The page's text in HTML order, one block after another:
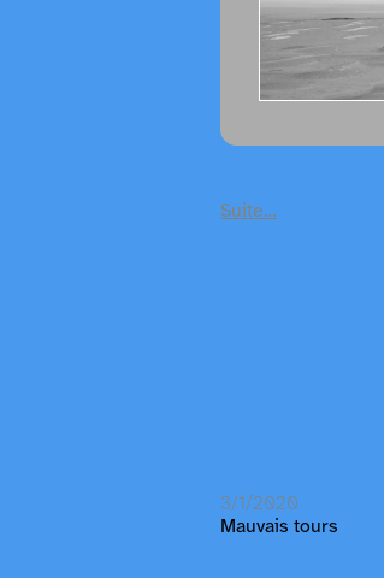
Suite…
3/1/2020
Mauvais tours